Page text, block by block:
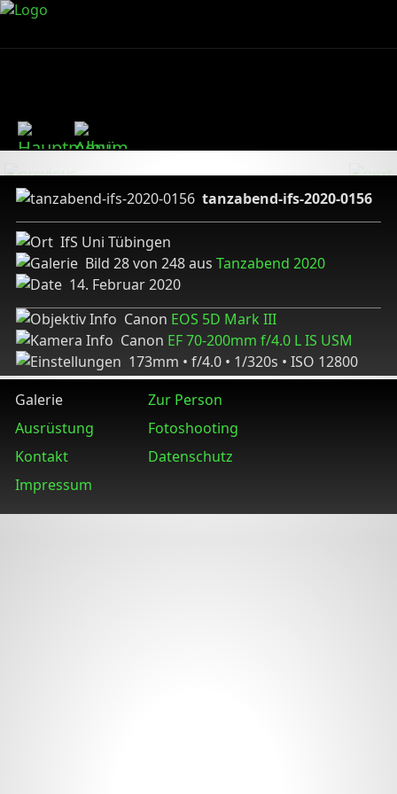
tanzabend-ifs-2020-0156
IfS Uni Tübingen
Bild 28 von 248 aus Tanzabend 2020
14. Februar 2020
Canon EOS 5D Mark III
Canon EF 70-200mm f/4.0 L IS USM
173mm • f/4.0 • 1/320s • ISO 12800
Galerie
Zur Person
Ausrüstung
Fotoshooting
Kontakt
Datenschutz
Impressum